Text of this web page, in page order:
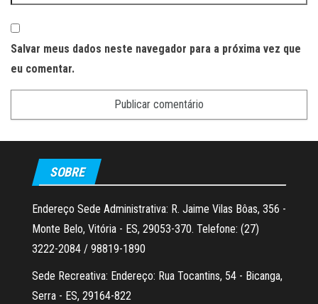
Salvar meus dados neste navegador para a próxima vez que
eu comentar.
SOBRE
Endereço Sede Administrativa: R. Jaime Vilas Bôas, 356 -
Monte Belo, Vitória - ES, 29053-370. Telefone: (27)
3222-2084 / 98819-1890
Sede Recreativa: Endereço: Rua Tocantins, 54 - Bicanga,
Serra - ES, 29164-822